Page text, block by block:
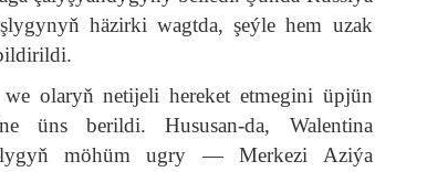
häzirki wagtda, şeýle hem uzak
we olaryň netijeli hereket etmegini üpjün
üns berildi. Hususan-da, Walentina
möhüm ugry — Merkezi Aziýa